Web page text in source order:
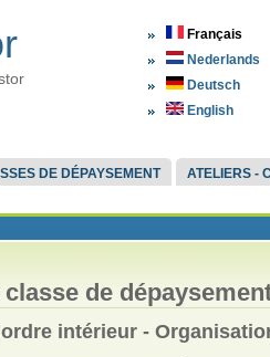
Français
Nederlands
Deutsch
English
DE DÉPAYSEMENT ATELIERS -
de
intérieur -